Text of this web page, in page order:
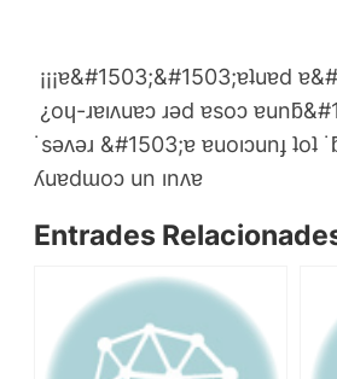
¡¡¡ɐ&#1503;&#1503;ɐʇuɐd
¿oɥ-ɹɐıʌuɐɔ ɹǝd ɐsoɔ
˙sǝʌǝɹ &#1503;ɐ ɐuoıɔunɟ ʇoʇ
ʎuɐdɯoɔ un ınʌɐ
Entrades